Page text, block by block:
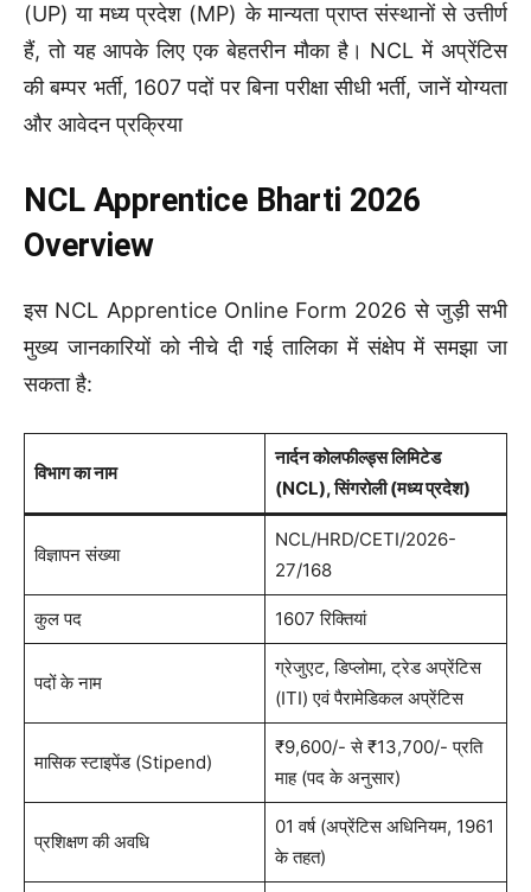
(UP) या मध्य प्रदेश (MP) के मान्यता प्राप्त संस्थानों से उत्तीर्ण
हैं, तो यह आपके लिए एक बेहतरीन मौका है। NCL में अप्रेंटिस
की बम्पर भर्ती, 1607 पदों पर बिना परीक्षा सीधी भर्ती, जानें योग्यता
और आवेदन प्रक्रिया
NCL Apprentice Bharti 2026
Overview
इस NCL Apprentice Online Form 2026 से जुड़ी सभी
मुख्य जानकारियों को नीचे दी गई तालिका में संक्षेप में समझा जा
सकता है:
विभाग का नाम
नार्दन कोलफील्ड्स लिमिटेड
(NCL), सिंगरोली (मध्य प्रदेश)
विज्ञापन संख्या
NCL/HRD/CETI/2026-
27/168
कुल पद 1607 रिक्तियां
पदों के नाम
ग्रेजुएट, डिप्लोमा, ट्रेड अप्रेंटिस
(ITI) एवं पैरामेडिकल अप्रेंटिस
मासिक स्टाइपेंड (Stipend)
₹9,600/- से ₹13,700/- प्रति
माह (पद के अनुसार)
प्रशिक्षण की अवधि
01 वर्ष (अप्रेंटिस अधिनियम, 1961
के तहत)